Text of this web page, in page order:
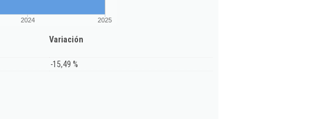
2024 2025
Variación
-15,49 %